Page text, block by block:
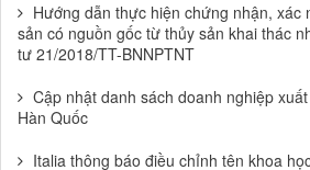
Hướng dẫn thực hiện chứng nhận, xác
sản có nguồn gốc từ thủy sản khai thác
tư 21/2018/TT-BNNPTNT
Cập nhật danh sách doanh nghiệp
Hàn Quốc
Italia thông báo điều chỉnh tên khoa